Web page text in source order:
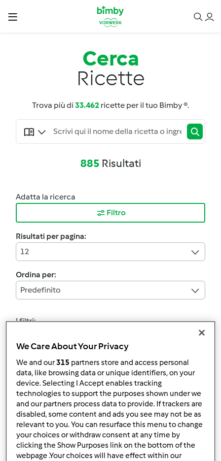
Cerca
Ricette
Trova più di 33.462 ricette per il tuo Bimby ®.
885 Risultati
Adatta la ricerca
Filtro
Risultati per pagina:
12
Ordina per:
Predefinito
I filtri:
Annulla
4.6(5)
Pizza in stile pizzeria
daOspite
facile
We Care About Your Privacy
We and our315 partners store and access personal
data, like browsing data or unique identifiers, on your
device. Selecting I Accept enables tracking
technologies to support the purposes shown under we
and our partners process data to provide. If trackers are
disabled, some content and ads you see may not be as
relevant to you. You can resurface this menu to change
your choices or withdraw consent at any time by
clicking the Show Purposes link on the bottom of the
webpage .Your choices will have effect within our